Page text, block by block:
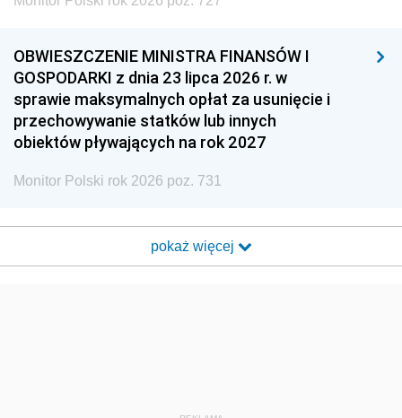
OBWIESZCZENIE MINISTRA FINANSÓW I
GOSPODARKI z dnia 23 lipca 2026 r. w
sprawie maksymalnych opłat za usunięcie i
przechowywanie statków lub innych
obiektów pływających na rok 2027
Monitor Polski rok 2026 poz. 731
pokaż więcej